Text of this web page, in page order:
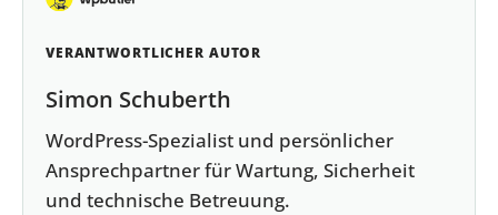
VERANTWORTLICHER AUTOR
Simon Schuberth
WordPress-Spezialist und persönlicher
Ansprechpartner für Wartung, Sicherheit
und technische Betreuung.